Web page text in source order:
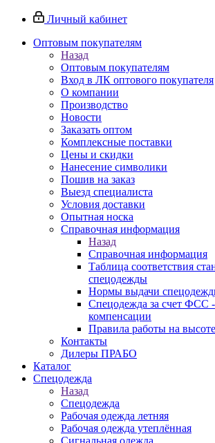
Личный кабинет
Оптовым покупателям
Назад
Оптовым покупателям
Вход в ЛК оптового покупателя
О компании
Производство
Новости
Заказать оптом
Комплексные поставки
Цены и скидки
Нанесение символики
Пошив на заказ
Выезд специалиста
Условия доставки
Опытная носка
Справочная информация
Назад
Справочная информация
Таблица соответствия
спецодежды
Нормы выдачи
Спецодежда за счет ФСС
компенсации
Правила работы на высоте
Контакты
Дилеры ПРАБО
Каталог
Спецодежда
Назад
Спецодежда
Рабочая одежда летняя
Рабочая одежда утеплённая
Сигнальная одежда